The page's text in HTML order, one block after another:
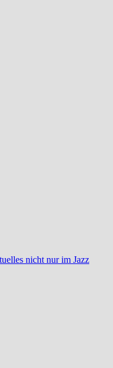
nicht nur im Jazz